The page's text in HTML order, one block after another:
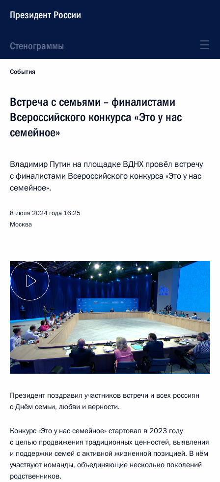
Президент России
Стенограммы
События
Встреча с семьями – финалистами
Всероссийского конкурса «Это у нас
семейное»
Владимир Путин на площадке ВДНХ провёл встречу
с финалистами Всероссийского конкурса «Это у нас
семейное».
8 июля 2024 года 16:25
Москва
Президент поздравил участников встречи и всех россиян
с Днём семьи, любви и верности.
Конкурс «Это у нас семейное» стартовал в 2023 году
с целью продвижения традиционных ценностей, выявления
и поддержки семей с активной жизненной позицией. В нём
участвуют команды, объединяющие несколько поколений
родственников.